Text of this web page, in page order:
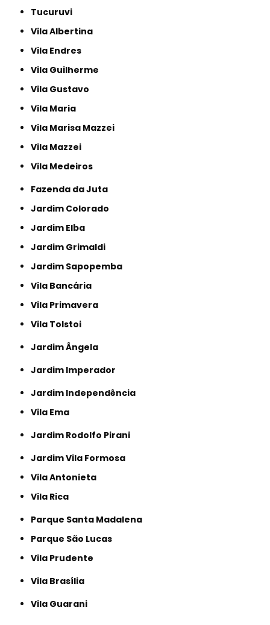
Tucuruvi
Vila Albertina
Vila Endres
Vila Guilherme
Vila Gustavo
Vila Maria
Vila Marisa Mazzei
Vila Mazzei
Vila Medeiros
Fazenda da Juta
Jardim Colorado
Jardim Elba
Jardim Grimaldi
Jardim Sapopemba
Vila Bancária
Vila Primavera
Vila Tolstoi
Jardim Ângela
Jardim Imperador
Jardim Independência
Vila Ema
Jardim Rodolfo Pirani
Jardim Vila Formosa
Vila Antonieta
Vila Rica
Parque Santa Madalena
Parque São Lucas
Vila Prudente
Vila Brasília
Vila Guarani